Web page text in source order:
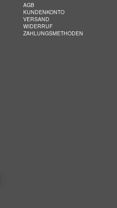
AGB
KUNDENKONTO
VERSAND
WIDERRUF
ZAHLUNGSMETHODEN